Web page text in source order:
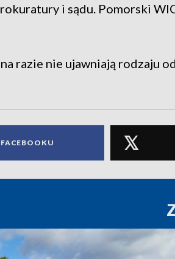
i sądu. Pomorski
razie nie ujawniają rodzaju